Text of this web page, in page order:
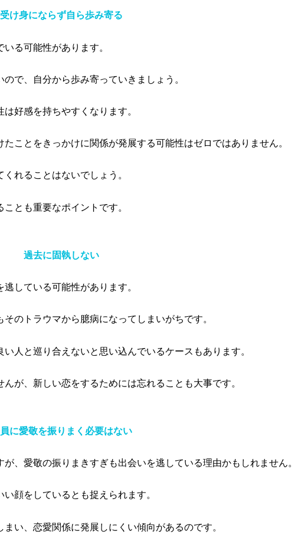
受け身にならず自ら歩み寄る
る可能性があります。
で、自分から歩み寄っていきましょう。
好感を持ちやすくなります。
ことをきっかけに関係が発展する可能性はゼロではありません。
れることはないでしょう。
とも重要なポイントです。
過去に固執しない
している可能性があります。
のトラウマから臆病になってしまいがちです。
人と巡り合えないと思い込んでいるケースもあります。
が、新しい恋をするためには忘れることも大事です。
に愛敬を振りまく必要はない
、愛敬の振りまきすぎも出会いを逃している理由かもしれません。
顔をしているとも捉えられます。
い、恋愛関係に発展しにくい傾向があるのです。